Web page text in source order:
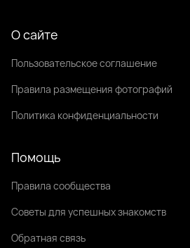
О сайте
Пользовательское соглашение
Правила размещения фотографий
Политика конфиденциальности
Помощь
Правила сообщества
Советы для успешных знакомств
Обратная связь